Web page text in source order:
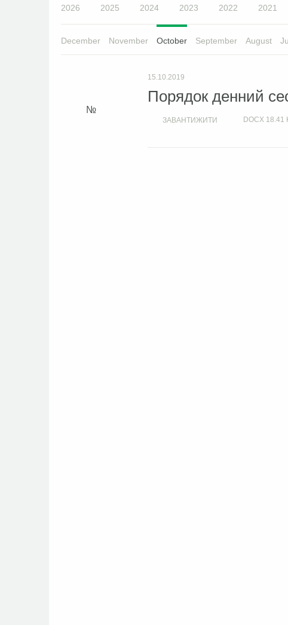
2026 2025 2024 2023 2022 2021
December November October September August
15.10.2019
Порядок денний
ЗАВАНТИЖИТИ DOCX 18.41